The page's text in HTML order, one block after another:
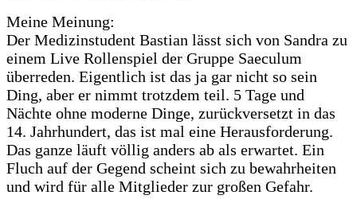
Meine Meinung:
Der Medizinstudent Bastian lässt sich von Sandra zu
einem Live Rollenspiel der Gruppe Saeculum
überreden. Eigentlich ist das ja gar nicht so sein
Ding, aber er nimmt trotzdem teil. 5 Tage und
Nächte ohne moderne Dinge, zurückversetzt in das
14. Jahrhundert, das ist mal eine Herausforderung.
Das ganze läuft völlig anders ab als erwartet. Ein
Fluch auf der Gegend scheint sich zu bewahrheiten
und wird für alle Mitglieder zur großen Gefahr.